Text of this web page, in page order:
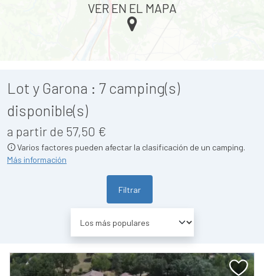
Lot y Garona : 7camping(s)
disponible(s)
a partir de 57,50 €
Varios factores pueden afectar la clasificación de un camping.
Más información
Filtrar
VER EN EL MAPA